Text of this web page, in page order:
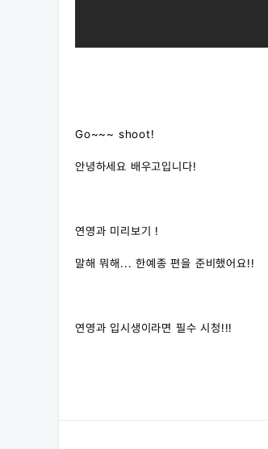
Go~~~ shoot!
안녕하세요 배우고입니다!
연영과 미리보기 !
말해 뭐해... 한예종 편을 준비했어요!!
연영과 입시생이라면 필수 시청!!!